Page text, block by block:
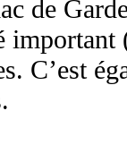
de
C’est